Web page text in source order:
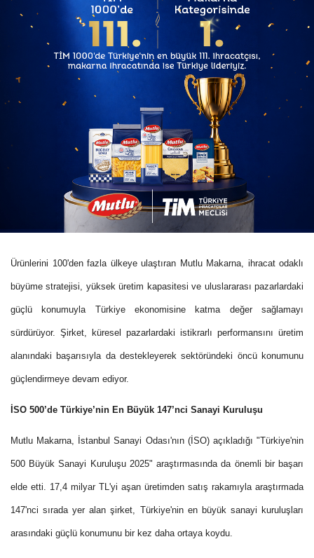
Ürünlerini 100'den fazla ülkeye ulaştıran Mutlu Makarna, ihracat odaklı
büyüme stratejisi, yüksek üretim kapasitesi ve uluslararası pazarlardaki
güçlü konumuyla Türkiye ekonomisine katma değer sağlamayı
sürdürüyor. Şirket, küresel pazarlardaki istikrarlı performansını üretim
alanındaki başarısıyla da destekleyerek sektöründeki öncü konumunu
güçlendirmeye devam ediyor.
İSO 500’de Türkiye’nin En Büyük 147’nci Sanayi Kuruluşu
Mutlu Makarna, İstanbul Sanayi Odası'nın (İSO) açıkladığı "Türkiye'nin
500 Büyük Sanayi Kuruluşu 2025" araştırmasında da önemli bir başarı
elde etti. 17,4 milyar TL'yi aşan üretimden satış rakamıyla araştırmada
147'nci sırada yer alan şirket, Türkiye'nin en büyük sanayi kuruluşları
arasındaki güçlü konumunu bir kez daha ortaya koydu.